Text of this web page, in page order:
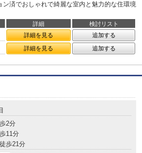
済でおしゃれで綺麗な室内と魅力的な住環境
詳細
検討リスト
詳細を見る
追加する
詳細を見る 追加する
2分
11分
歩21分